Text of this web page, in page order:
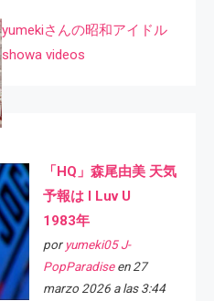
yumekiさんの昭和アイドル
showa videos
「HQ」森尾由美 天気
予報は I Luv U
1983年
por yumeki05 J-
PopParadiseen 27
marzo 2026 a las 3:44